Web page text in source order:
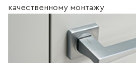
качественному монтажу